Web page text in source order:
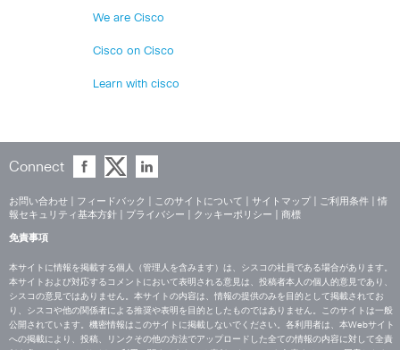
We are Cisco
Cisco on Cisco
Learn with cisco
Connect
お問い合わせ フィードバック このサイトについて サイトマップ ご利用条件
情
報セキュリティ基本方針
プライバシー クッキーポリシー 商標
免責事項
本サイトに情報を掲載する個人（管理人を含みます）は、シスコの社員である場合があります。
本サイトおよび対応するコメントにおいて表明される意見は、投稿者本人の個人的意見であり、
シスコの意見ではありません。本サイトの内容は、情報の提供のみを目的として掲載されてお
り、シスコや他の関係者による推奨や表明を目的としたものではありません。このサイトは一般
公開されています。機密情報はこのサイトに掲載しないでください。各利用者は、本Webサイト
への掲載により、投稿、リンクその他の方法でアップロードした全ての情報の内容に対して全責